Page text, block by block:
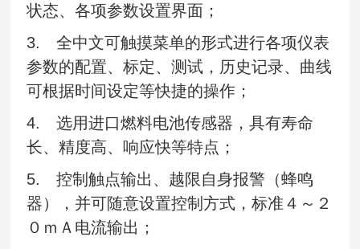
状态、各项参数设置界面；
3. 全中文可触摸菜单的形式进行各项仪表
参数的配置、标定、测试，历史记录、曲线
可根据时间设定等快捷的操作；
4. 选用进口燃料电池传感器，具有寿命
长、精度高、响应快等特点；
5. 控制触点输出、越限自身报警（蜂鸣
器），并可随意设置控制方式，标准４～２
０ｍＡ电流输出；